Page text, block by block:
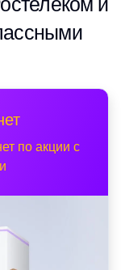
по акции с